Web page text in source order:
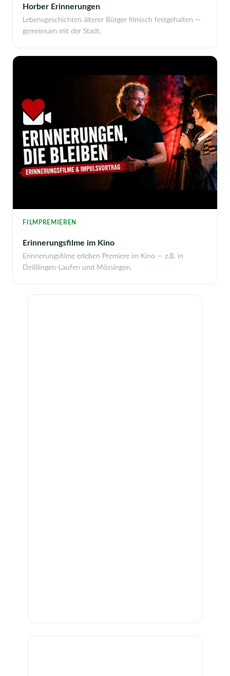
Horber Erinnerungen
Lebensgeschichten älterer Bürger filmisch festgehalten —
gemeinsam mit der Stadt.
FILMPREMIEREN
Erinnerungsfilme im Kino
Erinnerungsfilme erleben Premiere im Kino — z.B. in
Deißlingen-Laufen und Mössingen.